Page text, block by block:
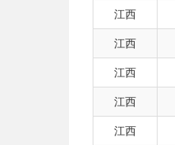
江西
江西
江西
江西
江西